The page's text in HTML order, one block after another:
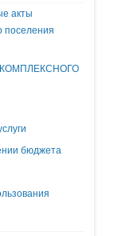
акты
поселения
бюджета